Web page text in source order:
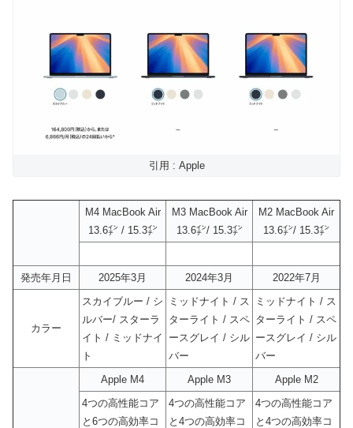
引用 : Apple
M4 MacBook Air
13.6㌅ / 15.3㌅
M3 MacBook Air
13.6㌅/ 15.3㌅
M2 MacBook Air
13.6㌅/ 15.3㌅
発売年月日 2025年3月 2024年3月 2022年7月
カラー
スカイブルー / シ
ルバー/ スターラ
イト / ミッドナイ
ト
ミッドナイト / ス
ターライト / スペ
ースグレイ / シル
バー
ミッドナイト / ス
ターライト / スペ
ースグレイ / シル
バー
Apple M4 Apple M3
Apple M2
4つの高性能コア
と6つの高効率コ
4つの高性能コア
と4つの高効率コ
4つの高性能コア
と4つの高効率コ